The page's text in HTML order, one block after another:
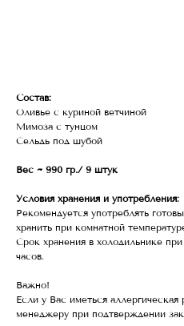
Состав:
Оливье с куриной ветчиной
Мимоза с тунцом
Сельдь под шубой
Вес ~ 990 гр./ 9 штук
Условия хранения и употребления:
Рекомендуется употреблять
хранить при комнатной
Срок хранения в холодильнике
часов.
Важно!
Если у Вас иметься
менеджеру при подтверждении